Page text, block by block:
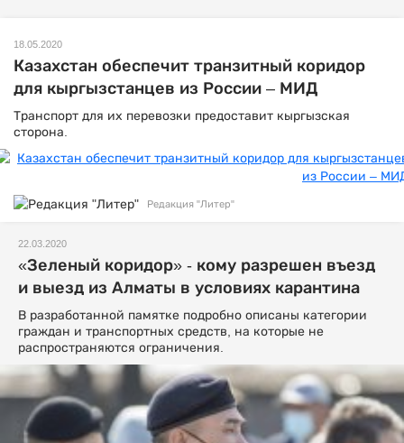
18.05.2020
Казахстан обеспечит транзитный коридор
для кыргызстанцев из России – МИД
Транспорт для их перевозки предоставит кыргызская
сторона.
Редакция "Литер"
22.03.2020
«Зеленый коридор» - кому разрешен въезд
и выезд из Алматы в условиях карантина
В разработанной памятке подробно описаны категории
граждан и транспортных средств, на которые не
распространяются ограничения.